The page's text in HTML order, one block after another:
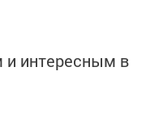
интересным в